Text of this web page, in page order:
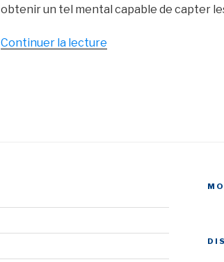
obtenir un tel mental capable de capter
Continuer la lecture